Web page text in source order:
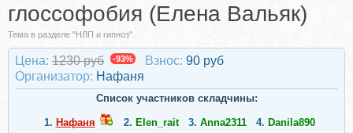
глоссофобия (Елена Вальяк)
Тема в разделе "НЛП и гипноз"
Цена: 1230 руб -93% Взнос: 90 руб
Организатор: Нафаня
Список участников складчины:
1. Нафаня 2. Elen_rait 3. Anna2311 4. Danila890